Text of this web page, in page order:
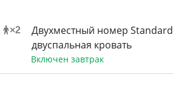
×2
Двухместный номер Standard
двуспальная кровать
Включен завтрак